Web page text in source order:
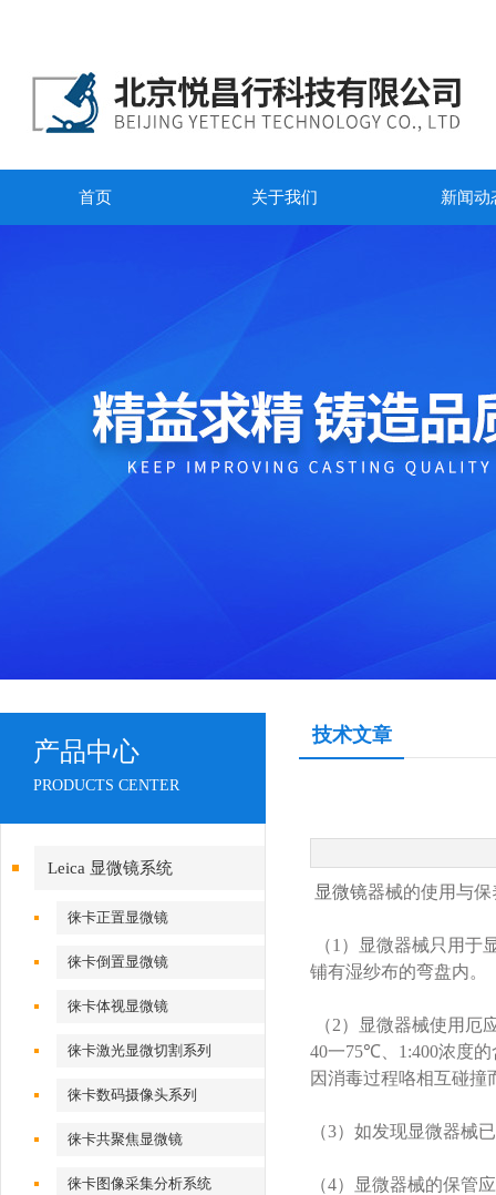
首页 关于我们 新闻动
产品中心
PRODUCTS CENTER
Leica 显微镜系统
徕卡正置显微镜
徕卡倒置显微镜
徕卡体视显微镜
徕卡激光显微切割系列
徕卡数码摄像头系列
徕卡共聚焦显微镜
徕卡图像采集分析系统
技术文章
显微镜器械的使用与保
（1）
显微器械只用于
铺有湿纱布的弯盘内。
（2）
显微器械使用厄
40一75℃、 1:400浓度的
因消毒过程咯相互碰撞
（3） 如发现显微器械
（4） 显微器械的保管